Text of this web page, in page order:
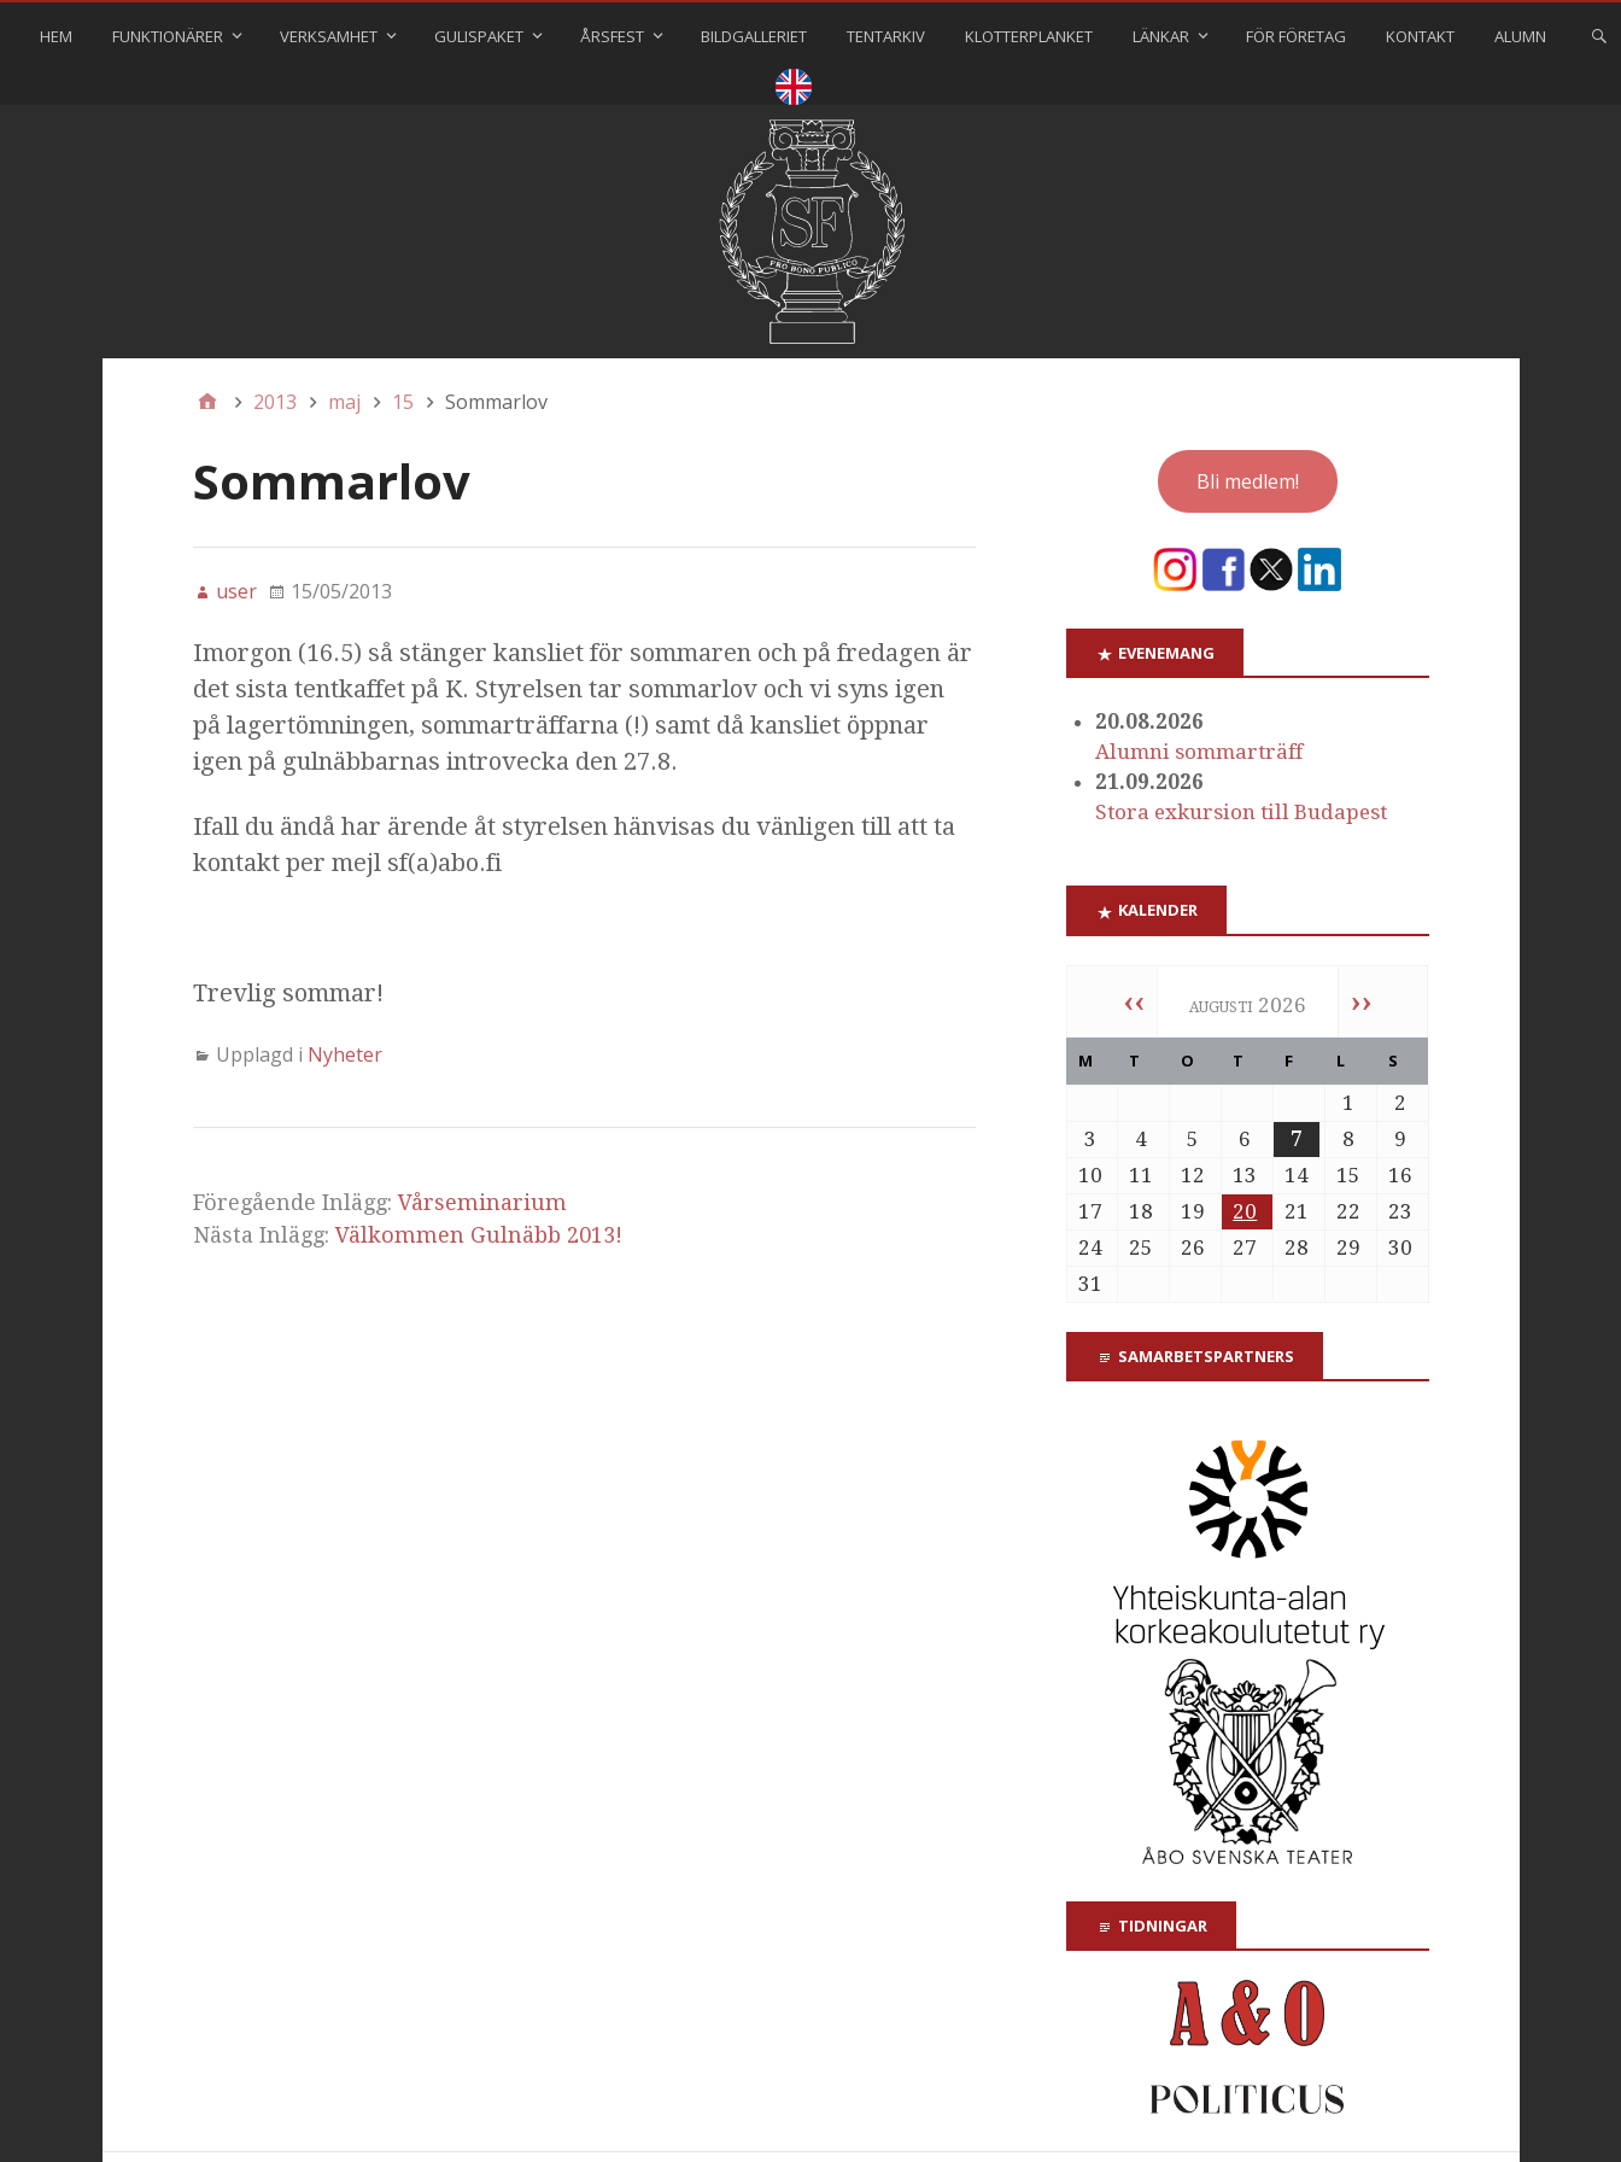
HEM FUNKTIONÄRER VERKSAMHET GULISPAKET ÅRSFEST BILDGALLERIET TENTARKIV KLOTTERPLANKET LÄNKAR FÖR FÖRETAG KONTAKT ALUMN
⠀⠀⠀
2013 maj 15 Sommarlov
Sommarlov
user 15/05/2013
Imorgon (16.5) så stänger kansliet för sommaren och på fredagen är
det sista tentkaffet på K. Styrelsen tar sommarlov och vi syns igen
på lagertömningen, sommarträffarna (!) samt då kansliet öppnar
igen på gulnäbbarnas introvecka den 27.8.
Ifall du ändå har ärende åt styrelsen hänvisas du vänligen till att ta
kontakt per mejl sf(a)abo.fi
Trevlig sommar!
Upplagd i Nyheter
Föregående Inlägg:Vårseminarium
Nästa Inlägg:Välkommen Gulnäbb 2013!
Bli medlem!
EVENEMANG
20.08.2026
Alumni sommarträff
21.09.2026
Stora exkursion till Budapest
KALENDER
‹‹ augusti 2026 ››
M T O T F L S
1
2
3
4 5 6 7 8
9
10
11 12 13 14 15
16
17
18 19 20 21 22
23
24
25 26 27 28 29
30
31
SAMARBETSPARTNERS
TIDNINGAR